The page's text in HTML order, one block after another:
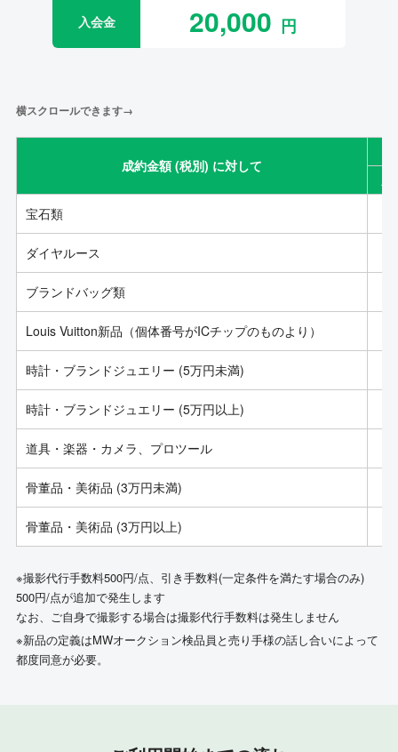
入会金 20,000
横スクロールできます→
成約金額 (税別) に対して
宝石類
ダイヤルース
ブランドバッグ類
Louis Vuitton新品（個体番号がICチップのものより）
時計・ブランドジュエリー (5万円未満)
時計・ブランドジュエリー (5万円以上)
道具・楽器・カメラ、プロツール
骨董品・美術品 (3万円未満)
骨董品・美術品 (3万円以上)
※撮影代行手数料500円/点、引き手数料(一定条件を満たす場合のみ)
500円/点が追加で発生します
なお、ご自身で撮影する場合は撮影代行手数料は発生しません
※新品の定義はMWオークション検品員と売り手様の話し合いによって
都度同意が必要。